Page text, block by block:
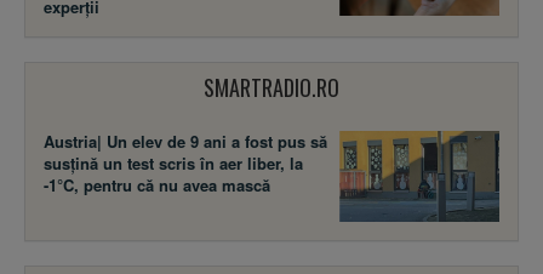
experții
SMARTRADIO.RO
Austria| Un elev de 9 ani a fost pus să
susţină un test scris în aer liber, la
-1°C, pentru că nu avea mască